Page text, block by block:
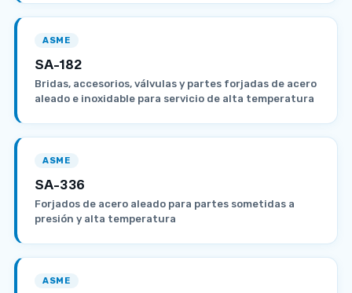
ASME
SA-182
Bridas, accesorios, válvulas y partes forjadas de acero
aleado e inoxidable para servicio de alta temperatura
ASME
SA-336
Forjados de acero aleado para partes sometidas a
presión y alta temperatura
ASME